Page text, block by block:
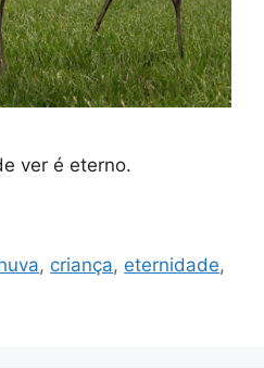
ver é eterno.
, criança, eternidade,